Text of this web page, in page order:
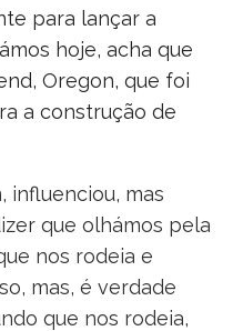
para lançar a
hoje, acha que
Oregon, que foi
a construção de
influenciou, mas
que olhámos pela
nos rodeia e
mas, é verdade
que nos rodeia,